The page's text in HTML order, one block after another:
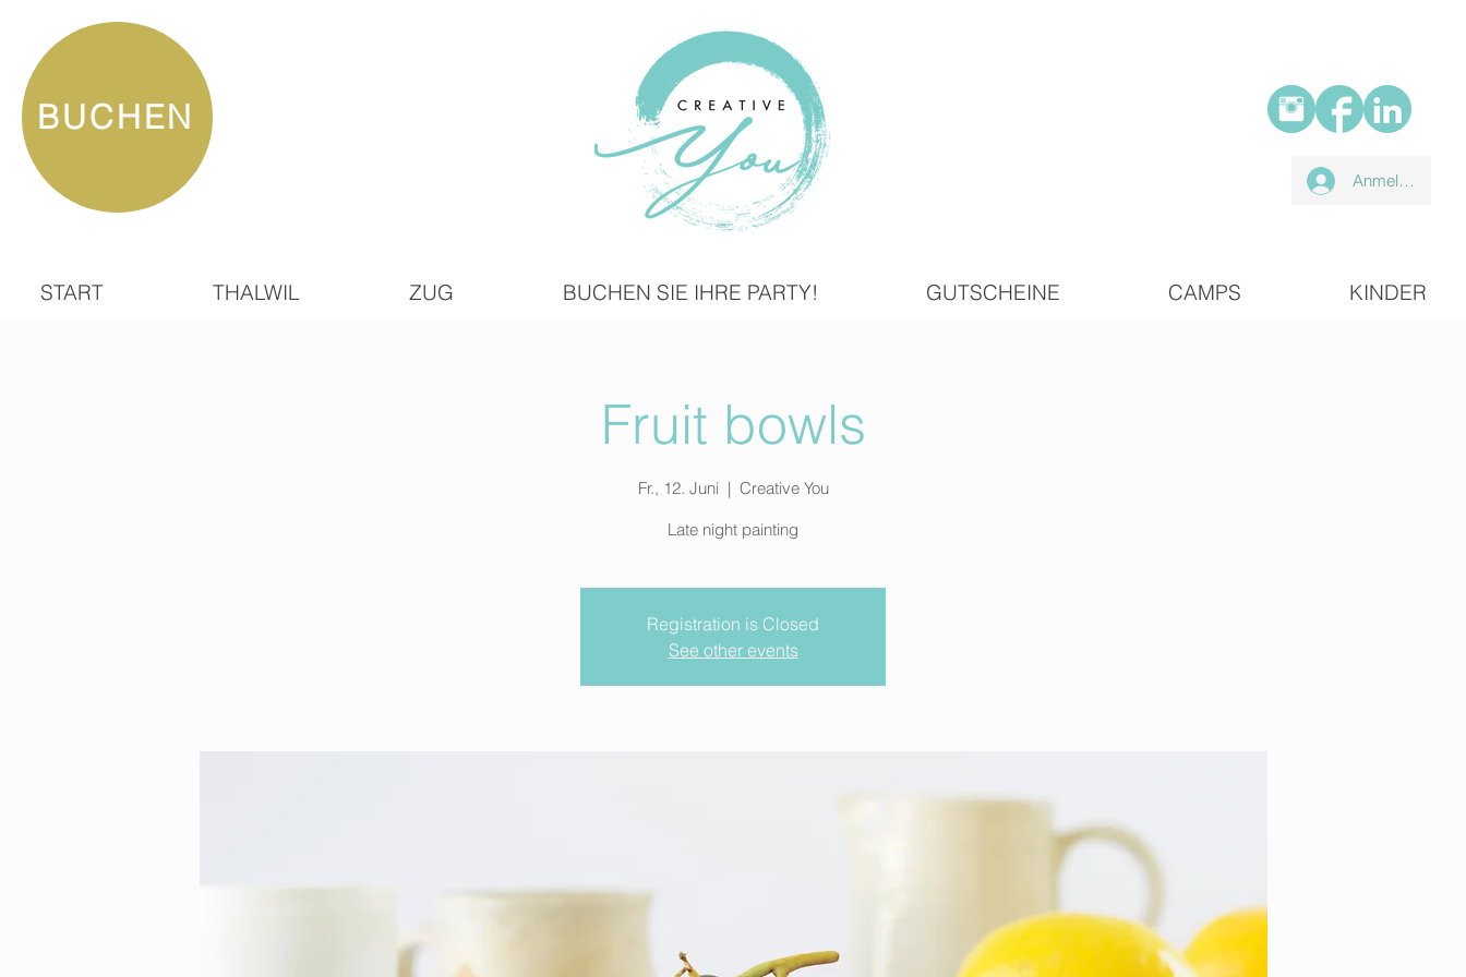
BUCHEN
Anmelden
START THALWIL ZUG BUCHEN SIE IHRE PARTY! GUTSCHEINE CAMPS KINDER
Fruit bowls
Fr., 12. Juni
  |
Creative You
Late night painting
Registration is Closed
See other events